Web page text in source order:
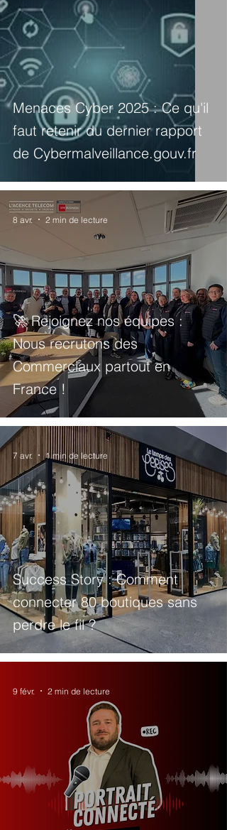
Menaces Cyber 2025 : Ce qu'il
faut retenir du dernier rapport
de Cybermalveillance.gouv.fr
🚀 Rejoignez nos équipes :
Nous recrutons des
Commerciaux partout en
France !
8 avr. 2 min de lecture
Success Story : Comment
connecter 80 boutiques sans
perdre le fil ?
7 avr. 1 min de lecture
9 févr. 2 min de lecture